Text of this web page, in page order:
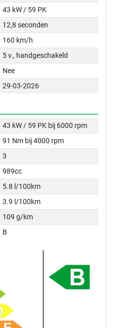
43 kW / 59 PK
12,8 seconden
160 km/h
5 v., handgeschakeld
Nee
29-03-2026
43 kW / 59 PK bij 6000 rpm
91 Nm bij 4000 rpm
3
989cc
5.8 l/100km
3.9 l/100km
109 g/km
B